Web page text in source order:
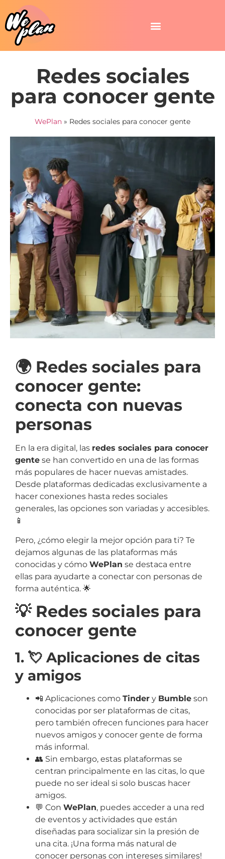
Redes sociales
para conocer gente
WePlan » Redes sociales para conocer gente
🌍 Redes sociales para
conocer gente:
conecta con nuevas
personas
En la era digital, las redes sociales para conocer
gente se han convertido en una de las formas
más populares de hacer nuevas amistades.
Desde plataformas dedicadas exclusivamente a
hacer conexiones hasta redes sociales
generales, las opciones son variadas y accesibles.
📱
Pero, ¿cómo elegir la mejor opción para ti? Te
dejamos algunas de las plataformas más
conocidas y cómo WePlan se destaca entre
ellas para ayudarte a conectar con personas de
forma auténtica. 🌟
💡 Redes sociales para
conocer gente
1. 💘 Aplicaciones de citas
y amigos
📲 Aplicaciones como Tinder y Bumble son
conocidas por ser plataformas de citas,
pero también ofrecen funciones para hacer
nuevos amigos y conocer gente de forma
más informal.
👥 Sin embargo, estas plataformas se
centran principalmente en las citas, lo que
puede no ser ideal si solo buscas hacer
amigos.
💬 Con WePlan, puedes acceder a una red
de eventos y actividades que están
diseñadas para socializar sin la presión de
una cita. ¡Una forma más natural de
conocer personas con intereses similares!